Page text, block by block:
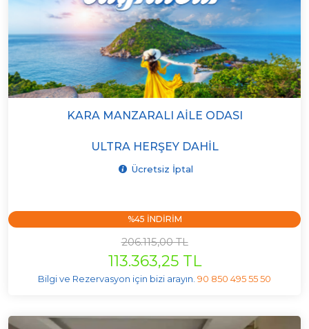
KARA MANZARALI AILE ODASI
ULTRA HERŞEY DAHIL
Ücretsiz İptal
%45 INDIRIM
206.115,00 TL
113.363,25 TL
Bilgi ve Rezervasyon için bizi arayın. 90 850 495 55 50